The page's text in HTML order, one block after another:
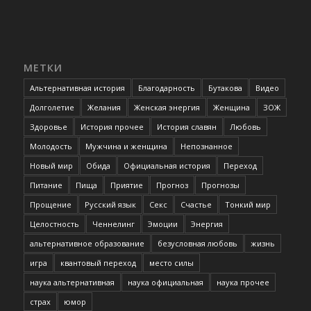
МЕТКИ
Альтернативная история Благодарность Бутакова
Видео
Долголетие
Желания Женская энергия Женщина
ЗОЖ
Здоровье
История прочее История славян
Любовь
Молодость
Мужчина и женщина
Непознанное
Новый мир
Обида Официальная история
Переход
Питание
Пища Приятие Прогноз
Прогнозы
Прощение
Русский язык Секс Счастье
Тонкий мир
Целостность
Ченнелинг Эмоции
Энергия
альтернативное образование
безусловная любовь
жизнь
игра
квантовый переход
место силы
наука альтернативная
наука официальная
наука прочее
страх
юмор